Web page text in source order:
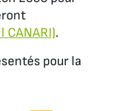
CANARI).
pour la